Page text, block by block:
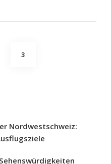
SEITE
3
Nordwestschweiz: